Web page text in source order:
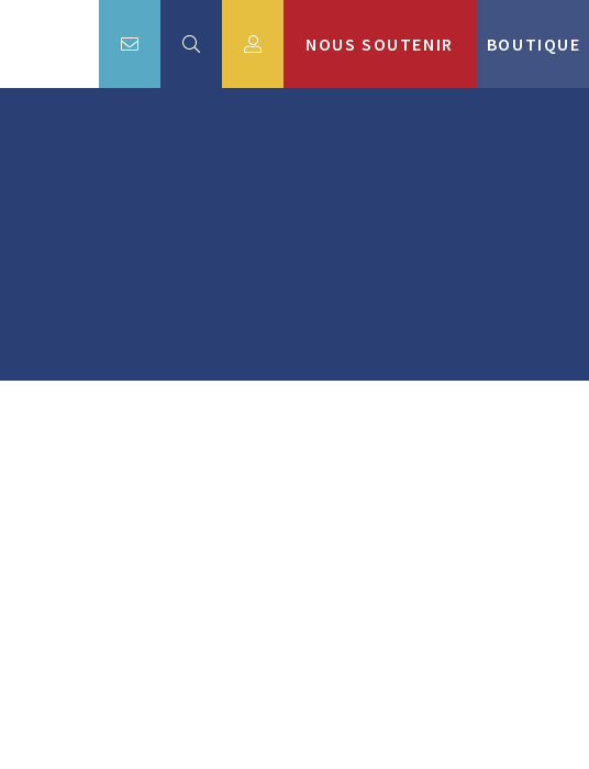
NOUS SOUTENIR BOUTIQUE